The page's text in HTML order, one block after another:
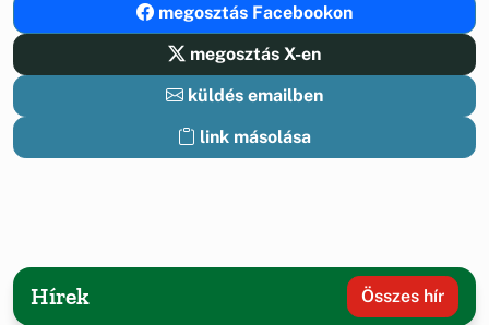
megosztás Facebookon
megosztás X-en
küldés emailben
link másolása
Hírek Összes hír